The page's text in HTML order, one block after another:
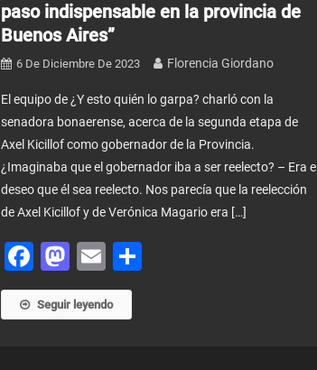
paso indispensable en la provincia de
Buenos Aires”
6 De Diciembre De 2023 Florencia Giordano
El equipo de ¿Y esto quién lo garpa? charló con la
senadora bonaerense, acerca de la segunda etapa de
Axel Kicillof como gobernador de la Provincia.
¿Imaginaba que el gobernador iba a ser reelecto? – Era el
deseo que él sea reelecto. Nos parecía que la reelección
de Axel Kicillof y de Verónica Magario era […]
Facebook
Mastodon
EmailShare
Seguir leyendo